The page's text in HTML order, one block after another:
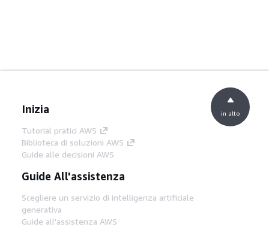
Inizia
Tutorial pratici AWS
Biblioteca di soluzioni AWS
Guide alle decisioni AWS
Guide All'assistenza
Scegliere un servizio di intelligenza artificiale
generativa
Guide all'assistenza AWS
in alto